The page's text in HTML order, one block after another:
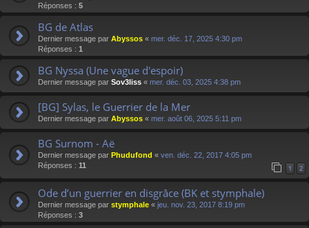
Réponses : 5
BG de Atlas
Dernier message par Abyssos « mer. déc. 17, 2025 4:30 pm
Réponses : 1
BG Nyssa (Une vague d'espoir)
Dernier message par Sov3liss « mer. déc. 03, 2025 4:38 pm
[BG] Sylas, le Guerrier de la Mer
Dernier message par Abyssos « mer. août 06, 2025 5:11 pm
BG Surnom - Aë
Dernier message par Phudufond « ven. déc. 22, 2017 4:05 pm
Réponses : 11 1 2
Ode d’un guerrier en disgrâce (BK et stymphale)
Dernier message par stymphale « jeu. nov. 23, 2017 8:19 pm
Réponses : 3